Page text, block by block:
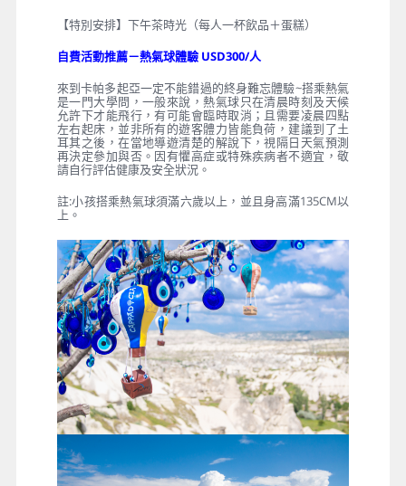
【特別安排】下午茶時光（每人一杯飲品＋蛋糕）
自費活動推薦－熱氣球體驗 USD300/人
來到卡帕多起亞一定不能錯過的終身難忘體驗~搭乘熱氣
是一門大學問，一般來說，熱氣球只在清晨時刻及天候
允許下才能飛行，有可能會臨時取消；且需要凌晨四點
左右起床，並非所有的遊客體力皆能負荷，建議到了土
耳其之後，在當地導遊清楚的解說下，視隔日天氣預測
再決定參加與否。因有懼高症或特殊疾病者不適宜，敬
請自行評估健康及安全狀況。
註:小孩搭乘熱氣球須滿六歲以上，並且身高滿135CM以
上。